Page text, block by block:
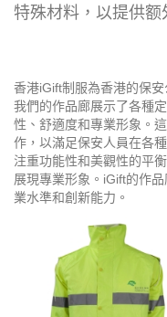
特殊材料，以提供额
香港iGift制服為香港的保
我們的作品廊展示了各種
性、舒適度和專業形象。
作，以滿足保安人員在各
注重功能性和美觀性的平
展現專業形象。iGift的作
業水準和創新能力。